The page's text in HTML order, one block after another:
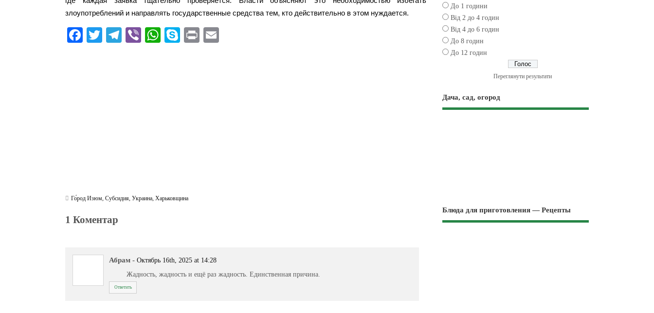
злоупотреблений и направлять государственные средства тем, кто действительно в этом нуждается.
Fa T
Te Vi
W
S
Pr
Го́род Изюм ,Субсидия ,Украина ,Харьковщина
1 Коментар
Абрам - Октябрь 16th, 2025 at 14:28
Жадность, жадность и ещё раз жадность. Единственная причина.
Ответить
До 1 години
Від 2 до 4 годин
Від 4 до 6 годин
До 8 годин
До 12 годин
Переглянути результати
Дача, сад, огород
Блюда для приготовления — Рецепты